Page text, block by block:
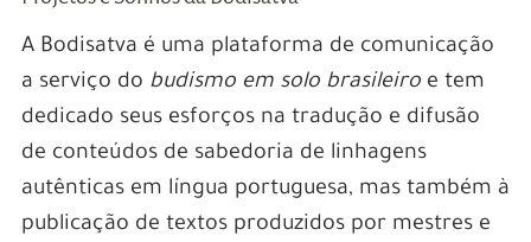
A Bodisatva é uma plataforma de comunicação
a serviço do budismo em solo brasileiroe tem
dedicado seus esforços na tradução e difusão
de conteúdos de sabedoria de linhagens
autênticas em língua portuguesa, mas também à
publicação de textos produzidos por mestres e